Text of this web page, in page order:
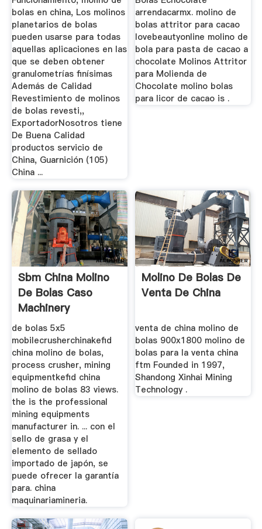
bolas en china, Los molinos
planetarios de bolas
pueden usarse para todas
aquellas aplicaciones en las
que se deben obtener
granulometrías finísimas
Además de Calidad
Revestimiento de molinos
de bolas revesti,,
ExportadorNosotros tiene
De Buena Calidad
productos servicio de
China, Guarnición (105)
China ...
arrendacarmx. molino de
bolas attritor para cacao
lovebeautyonline molino de
bola para pasta de cacao a
chocolate Molinos Attritor
para Molienda de
Chocolate molino bolas
para licor de cacao is .
Sbm China Molino
De Bolas Caso
Machinery
de bolas 5x5
mobilecrusherchinakefid
china molino de bolas,
process crusher, mining
equipmentkefid china
molino de bolas 83 views.
the is the professional
mining equipments
manufacturer in. ... con el
sello de grasa y el
elemento de sellado
importado de japón, se
puede ofrecer la garantía
para. china
maquinariamineria.
Molino De Bolas De
Venta De China
venta de china molino de
bolas 900x1800 molino de
bolas para la venta china
ftm Founded in 1997,
Shandong Xinhai Mining
Technology .